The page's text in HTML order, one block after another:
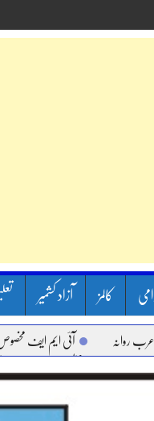
کالمز آزاد کشمیر
روانہ آئی ایم ایف مخصوص
اسلام آباد میں غیرملکی وفود کی آمد کے موقع پر
اسسٹنٹ کمشنر